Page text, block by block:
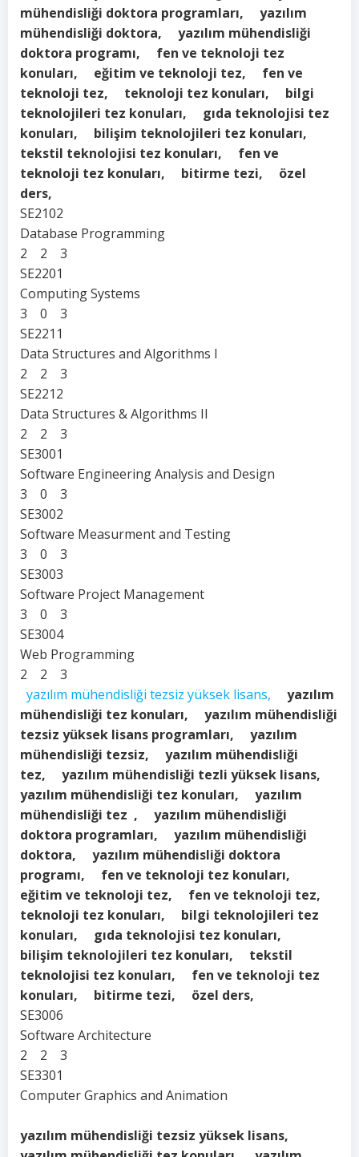
mühendisliği doktora programları, yazılım
mühendisliği doktora, yazılım mühendisliği
doktora programı, fen ve teknoloji tez
konuları, eğitim ve teknoloji tez, fen ve
teknoloji tez, teknoloji tez konuları, bilgi
teknolojileri tez konuları, gıda teknolojisi tez
konuları, bilişim teknolojileri tez konuları,
tekstil teknolojisi tez konuları, fen ve
teknoloji tez konuları, bitirme tezi, özel
ders,
SE2102
Database Programming
2 2 3
SE2201
Computing Systems
3 0 3
SE2211
Data Structures and Algorithms I
2 2 3
SE2212
Data Structures & Algorithms II
2 2 3
SE3001
Software Engineering Analysis and Design
3 0 3
SE3002
Software Measurment and Testing
3 0 3
SE3003
Software Project Management
3 0 3
SE3004
Web Programming
2 2 3
yazılım mühendisliği tezsiz yüksek lisans,
yazılım
mühendisliği tez konuları, yazılım mühendisliği
tezsiz yüksek lisans programları, yazılım
mühendisliği tezsiz, yazılım mühendisliği
tez, yazılım mühendisliği tezli yüksek lisans,
yazılım mühendisliği tez konuları, yazılım
mühendisliği tez , yazılım mühendisliği
doktora programları, yazılım mühendisliği
doktora, yazılım mühendisliği doktora
programı, fen ve teknoloji tez konuları,
eğitim ve teknoloji tez, fen ve teknoloji tez,
teknoloji tez konuları, bilgi teknolojileri tez
konuları, gıda teknolojisi tez konuları,
bilişim teknolojileri tez konuları, tekstil
teknolojisi tez konuları, fen ve teknoloji tez
konuları, bitirme tezi, özel ders,
SE3006
Software Architecture
2 2 3
SE3301
Computer Graphics and Animation
yazılım mühendisliği tezsiz yüksek lisans,